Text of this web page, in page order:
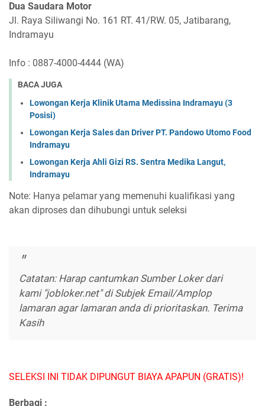
Dua Saudara Motor
Jl. Raya Siliwangi No. 161 RT. 41/RW. 05, Jatibarang,
Indramayu
Info : 0887-4000-4444 (WA)
BACA JUGA
Lowongan Kerja Klinik Utama Medissina Indramayu (3
Posisi)
Lowongan Kerja Sales dan Driver PT. Pandowo Utomo Food
Indramayu
Lowongan Kerja Ahli Gizi RS. Sentra Medika Langut,
Indramayu
Note: Hanya pelamar yang memenuhi kualifikasi yang
akan diproses dan dihubungi untuk seleksi
Catatan: Harap cantumkan Sumber Loker dari
kami "jobloker.net" di Subjek Email/Amplop
lamaran agar lamaran anda di prioritaskan. Terima
Kasih
SELEKSI INI TIDAK DIPUNGUT BIAYA APAPUN (GRATIS)!
Berbagi :